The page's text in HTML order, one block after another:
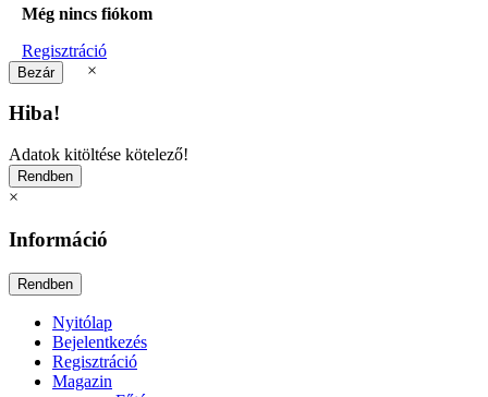
Még nincs fiókom
Regisztráció
×
Hiba!
Adatok kitöltése kötelező!
×
Információ
Nyitólap
Bejelentkezés
Regisztráció
Magazin